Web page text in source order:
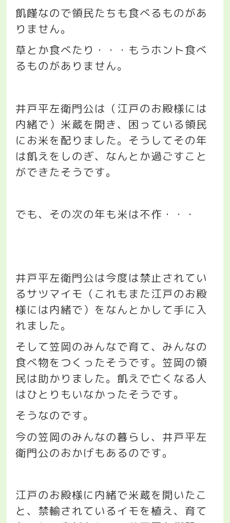
飢饉なので領民たちも食べるものがあ
りません。
草とか食べたり・・・もうホント食べ
るものがありません。
井戸平左衛門公は（江戸のお殿様には
内緒で）米蔵を開き、困っている領民
にお米を配りました。そうしてその年
は飢えをしのぎ、なんとか過ごすこと
ができたそうです。
でも、その次の年も米は不作・・・
井戸平左衛門公は今度は禁止されてい
るサツマイモ（これもまた江戸のお殿
様には内緒で）をなんとかして手に入
れました。
そして笠岡のみんなで育て、みんなの
食べ物をつくったそうです。笠岡の領
民は助かりました。飢えで亡くなる人
はひとりもいなかったそうです。
そうなのです。
今の笠岡のみんなの暮らし、井戸平左
衛門公のおかげもあるのです。
江戸のお殿様に内緒で米蔵を開いたこ
と、禁輸されているイモを植え、育て